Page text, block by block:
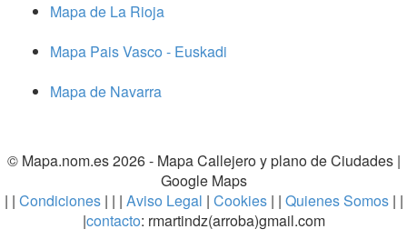
Mapa de La Rioja
Mapa Pais Vasco - Euskadi
Mapa de Navarra
© Mapa.nom.es 2026 - Mapa Callejero y plano de Ciudades|
Google Maps
| | Condiciones| | | Aviso Legal | Cookies | | Quienes Somos | |
|contacto: rmartindz(arroba)gmail.com